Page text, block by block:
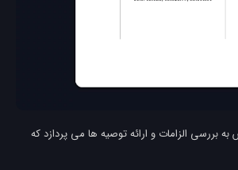
در 12 بخش به بررسی الزامات و ارائه توصیه ها می پردازد که